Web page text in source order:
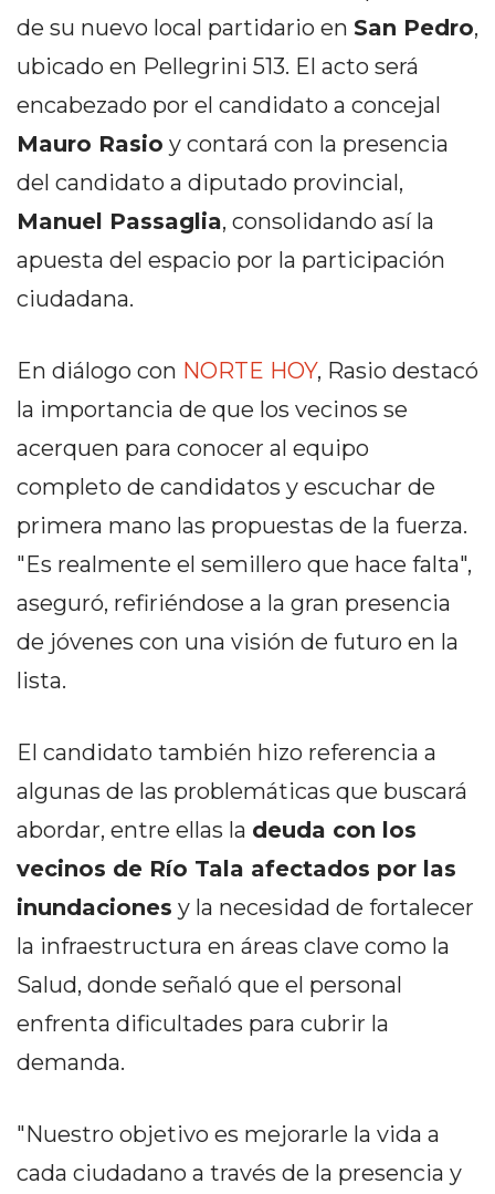
TIENDAS ONLINE CON
PEDIDOS POR WHATSAPP
TIENDA ONLINE GRATIS
EN ARGENTINA:
CHANGUITO.COM.AR VS
OTRAS PLATAFORMAS DE
CÓMO RECIBIR PEDIDOS
DE COMIDA POR
WHATSAPP: LA GUÍA
DEFINITIVA PARA
RESTAURANTES Y
CÓMO ORGANIZAR LOS
PEDIDOS DE DELIVERY
SE TE PIERDA NINGUNO
AYUDA
TÉRMINOS
CONDICIONES
POLÍTICAS
DEL
SITIO
de su nuevo local partidario en San Pedro,
ubicado en Pellegrini 513. El acto será
encabezado por el candidato a concejal
Mauro Rasio y contará con la presencia
del candidato a diputado provincial,
Manuel Passaglia, consolidando así la
apuesta del espacio por la participación
ciudadana.
En diálogo con NORTE HOY, Rasio destacó
la importancia de que los vecinos se
acerquen para conocer al equipo
completo de candidatos y escuchar de
primera mano las propuestas de la fuerza.
"Es realmente el semillero que hace falta",
aseguró, refiriéndose a la gran presencia
de jóvenes con una visión de futuro en la
lista.
El candidato también hizo referencia a
algunas de las problemáticas que buscará
abordar, entre ellas la deuda con los
vecinos de Río Tala afectados por las
inundaciones y la necesidad de fortalecer
la infraestructura en áreas clave como la
Salud, donde señaló que el personal
enfrenta dificultades para cubrir la
demanda.
"Nuestro objetivo es mejorarle la vida a
cada ciudadano a través de la presencia y